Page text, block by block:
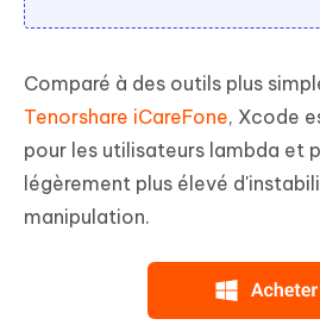
Comparé à des outils plus
Tenorshare iCareFone, Xcode
pour les utilisateurs lambda et
légèrement plus élevé
manipulation.